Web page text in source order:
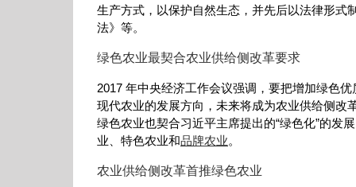
生产方式，以保护自然生态，并先后以法律形式
法》等。
绿色农业最契合农业供给侧改革要求
2017 年中央经济工作会议强调，要把增加绿色
现代农业的发展方向，未来将成为农业供给侧改
绿色农业也契合习近平主席提出的“绿色化”的发
业、特色农业和品牌农业。
农业供给侧改革首推绿色农业